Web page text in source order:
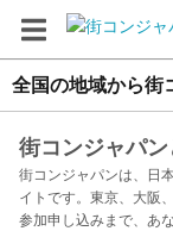
全国の地域から街
街コンジャパ
街コンジャパンは、日
イトです。東京、大阪
参加申し込みまで、あ